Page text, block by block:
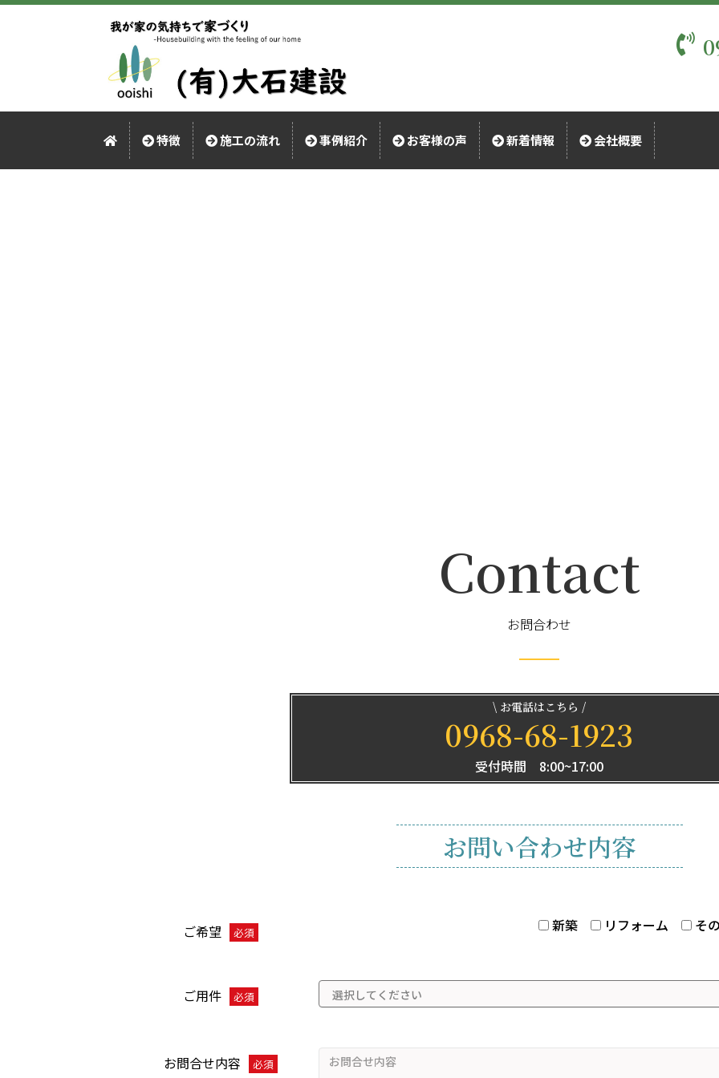
特徴 施工の流れ 事例紹介 お客様の声 新着情報 会社概要
Contact
お問合わせ
\ お電話はこちら /
0968-68-1923
受付時間 8:00~17:00
お問い合わせ内容
ご希望 必須 新築 リフォーム そ
ご用件 必須
お問合せ内容 必須